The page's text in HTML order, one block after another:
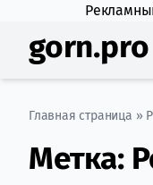
gorn.pro
Главная страница »
Метка: